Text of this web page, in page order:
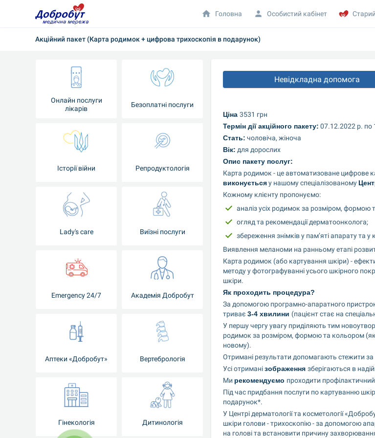
Акційний пакет (Карта родимок + цифрова трихоскопія в подарунок)
Онлайн послуги
лікарів
Безоплатні послуги
Історії війни Репродуктологія
Lady's care Виїзні послуги
Emergency 24/7 Академія Добробут
Аптеки «Добробут» Вертебрологія
Гінекологія Дитинологія
Невідкладна допомога
Ціна 3531 грн
Термін дії акційного пакету: 07.12.2022 р. по
Стать: чоловіча, жіноча
Вік: для дорослих
Опис пакету послуг:
Карта родимок - це автоматизоване цифрове
виконується у нашому спеціалізованому
Кожному клієнту пропонуємо:
аналіз усіх родимок за розміром, формою
огляд та рекомендації дерматоонколога;
збереження знімків у пам’яті апарату та у
Виявлення меланоми на ранньому етапі
Карта родимок (або картування шкіри) -
методу у фотографуванні усього шкірного
шкіри.
Як проходить процедура?
За допомогою програмно-апаратного
триває 3-4 хвилини (пацієнт стає на
У першу чергу увагу приділяють тим
родимок за розміром, формою та кольором
новому).
Отримані результати допомагають стежити
Усі отримані зображення зберігаються в
Ми рекомендуємо проходити
Під час придбання послуги по картуванню
подарунок*.
У Центрі дерматології та косметології
шкіри голови - трихоскопію - за допомогою
на голові та встановити причину
Головна Особистий кабінет